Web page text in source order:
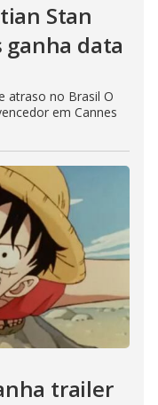
Stan
ganha data
atraso no Brasil O
em Cannes
trailer